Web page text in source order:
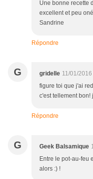
Une bonne recette
excellent et peu
Sandrine
Répondre
G gridelle 11/01/
figure toi que j'ai
c'est tellement bon!
Répondre
G Geek Balsamique
Entre le pot-au-feu
alors :) !